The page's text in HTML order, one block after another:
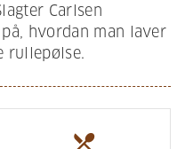
Carlsen
hvordan man laver
rullepølse.
restaurant_menu